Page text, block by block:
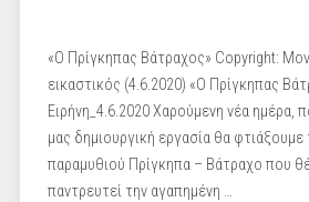
«Ο Πρίγκηπας Βάτραχος» Copyright:
εικαστικός (4.6.2020) «Ο Πρίγκηπας
Ειρήνη_4.6.2020 Χαρούμενη νέα ημέρα,
μας δημιουργική εργασία θα
παραμυθιού Πρίγκηπα – Βάτραχο που
παντρευτεί την αγαπημένη …